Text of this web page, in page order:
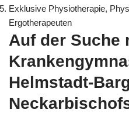
Exklusive Physiotherapie,
Ergotherapeuten
Auf der Suche
Helmstadt-